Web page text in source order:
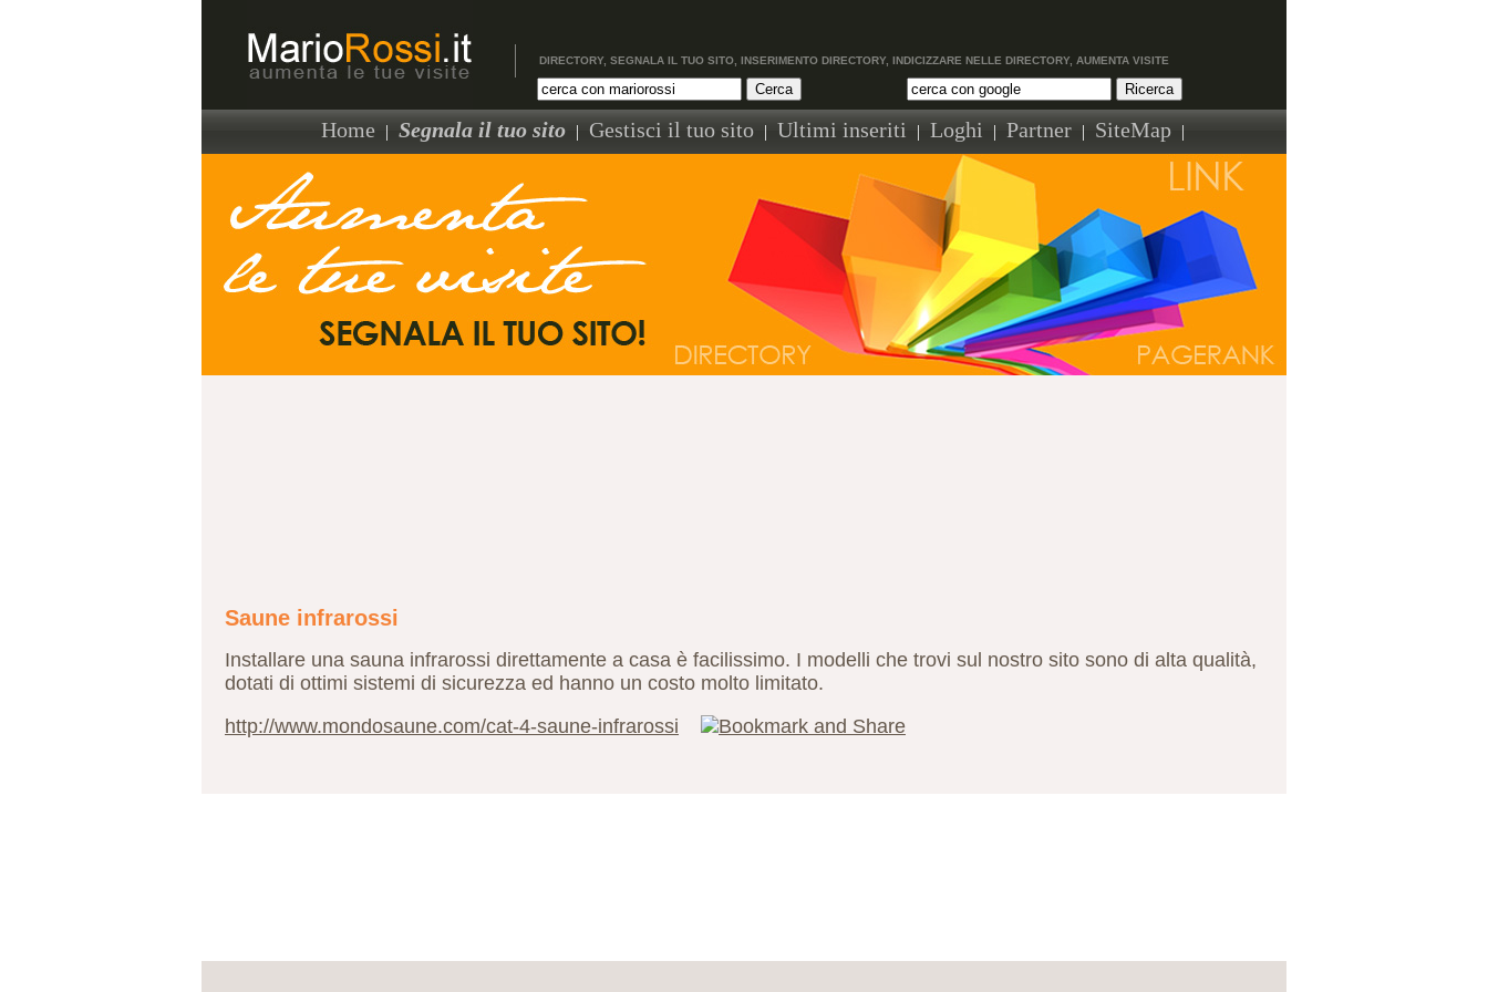
DIRECTORY, SEGNALA IL TUO SITO, INSERIMENTO DIRECTORY, INDICIZZARE NELLE DIRECTORY, AUMENTA VISITE
Home | Segnala il tuo sito | Gestisci il tuo sito | Ultimi inseriti | Loghi | Partner | SiteMap |
Saune infrarossi
Installare una sauna infrarossi direttamente a casa è facilissimo. I modelli che trovi sul nostro sito sono di alta qualità,
dotati di ottimi sistemi di sicurezza ed hanno un costo molto limitato.
http://www.mondosaune.com/cat-4-saune-infrarossi